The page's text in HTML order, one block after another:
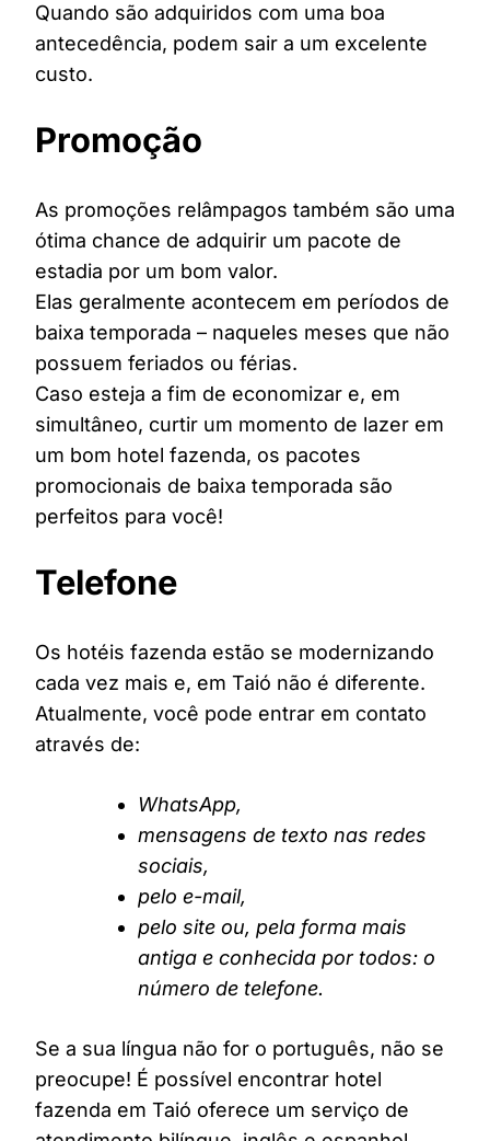
Quando são adquiridos com uma boa
antecedência, podem sair a um excelente
custo.
Promoção
As promoções relâmpagos também são uma
ótima chance de adquirir um pacote de
estadia por um bom valor.
Elas geralmente acontecem em períodos de
baixa temporada – naqueles meses que não
possuem feriados ou férias.
Caso esteja a fim de economizar e, em
simultâneo, curtir um momento de lazer em
um bom hotel fazenda, os pacotes
promocionais de baixa temporada são
perfeitos para você!
Telefone
Os hotéis fazenda estão se modernizando
cada vez mais e, em Taió não é diferente.
Atualmente, você pode entrar em contato
através de:
WhatsApp,
mensagens de texto nas redes
sociais,
pelo e-mail,
pelo site ou, pela forma mais
antiga e conhecida por todos: o
número de telefone.
Se a sua língua não for o português, não se
preocupe! É possível encontrar hotel
fazenda em Taió oferece um serviço de